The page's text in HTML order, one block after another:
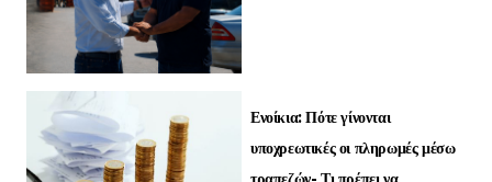
Ενοίκια: Πότε γίνονται
υποχρεωτικές οι πληρωμές μέσω